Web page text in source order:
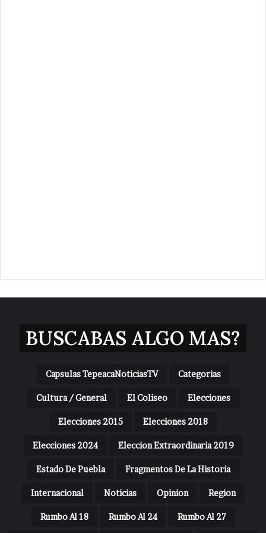
BUSCABAS ALGO MAS?
Capsulas TepeacaNoticiasTV Categorias
Cultura / General El Coliseo Elecciones
Elecciones 2015 Elecciones 2018
Elecciones 2024 Eleccion Extraordinaria 2019
Estado De Puebla Fragmentos De La Historia
Internacional Noticias Opinion Region
Rumbo Al 18 Rumbo Al 24 Rumbo Al 27